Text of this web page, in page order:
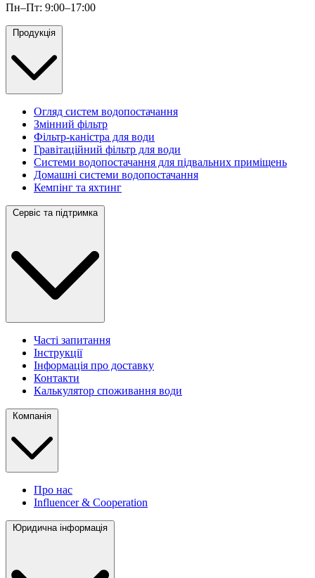
Пн–Пт: 9:00–17:00
Продукція
Огляд систем водопостачання
Змінний фільтр
Фільтр-каністра для води
Гравітаційний фільтр для води
Системи водопостачання для підвальних приміщень
Домашні системи водопостачання
Кемпінг та яхтинг
Сервіс та підтримка
Часті запитання
Інструкції
Інформація про доставку
Контакти
Калькулятор споживання води
Компанія
Про нас
Influencer & Cooperation
Юридична інформація